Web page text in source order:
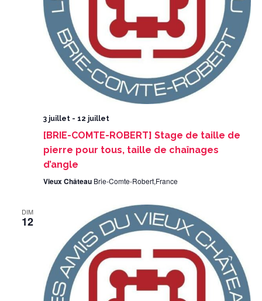
3 juillet- 12 juillet
[BRIE-COMTE-ROBERT] Stage de taille de
pierre pour tous, taille de chaînages
d’angle
Vieux Château Brie-Comte-Robert,France
DIM
12